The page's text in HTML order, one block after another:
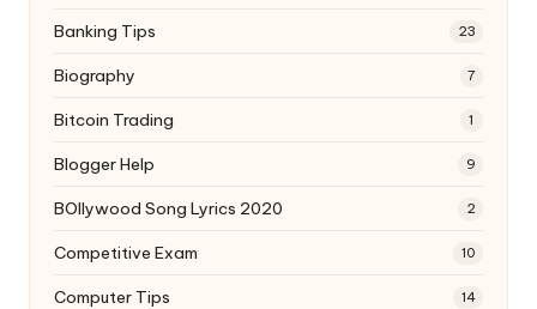
Banking Tips 23
Biography 7
Bitcoin Trading 1
Blogger Help 9
BOllywood Song Lyrics 2020 2
Competitive Exam 10
Computer Tips 14